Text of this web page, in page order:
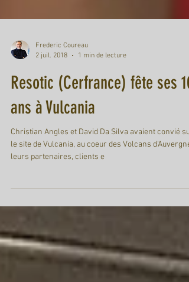
Frederic Coureau
2 juil. 2018
1 min de lecture
Resotic (Cerfrance) fête ses 10
ans à Vulcania
Christian Angles et David Da Silva avaient convié sur
leurs partenaires, clients e